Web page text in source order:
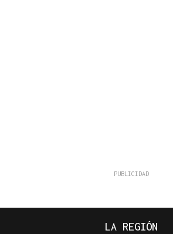
LA REGIÓN